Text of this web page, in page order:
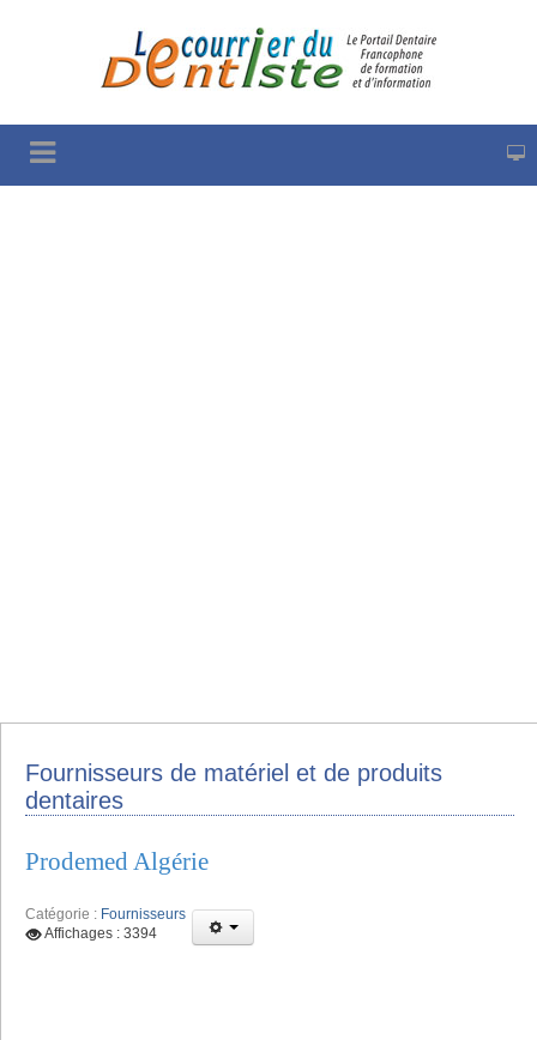
Fournisseurs de matériel et de produits
dentaires
Prodemed Algérie
Catégorie : Fournisseurs
Affichages : 3394